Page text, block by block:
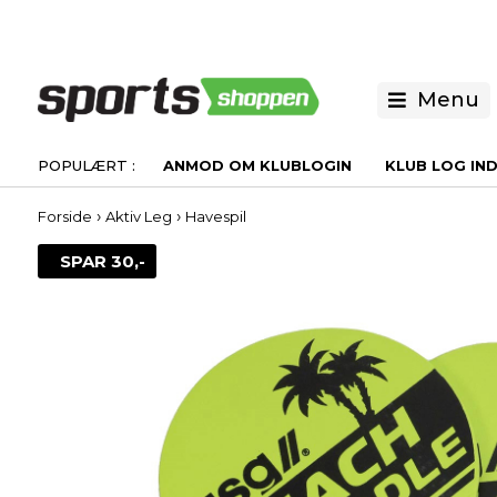
Menu
ANMOD OM KLUBLOGIN KLUB LOG IND
Forside › Aktiv Leg › Havespil
SPAR 30,-